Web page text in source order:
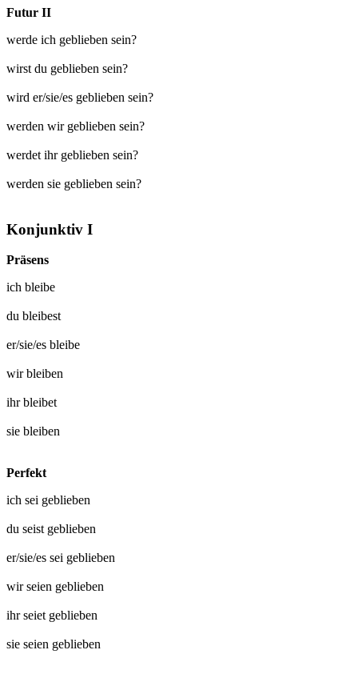
Futur II
werde ich geblieben sein?
wirst du geblieben sein?
wird er/sie/es geblieben sein?
werden wir geblieben sein?
werdet ihr geblieben sein?
werden sie geblieben sein?
Konjunktiv I
Präsens
ich bleibe
du bleibest
er/sie/es bleibe
wirbleiben
ihrbleibet
sie bleiben
Perfekt
ich sei geblieben
du seist geblieben
er/sie/es sei geblieben
wir seien geblieben
ihr seiet geblieben
sie seien geblieben